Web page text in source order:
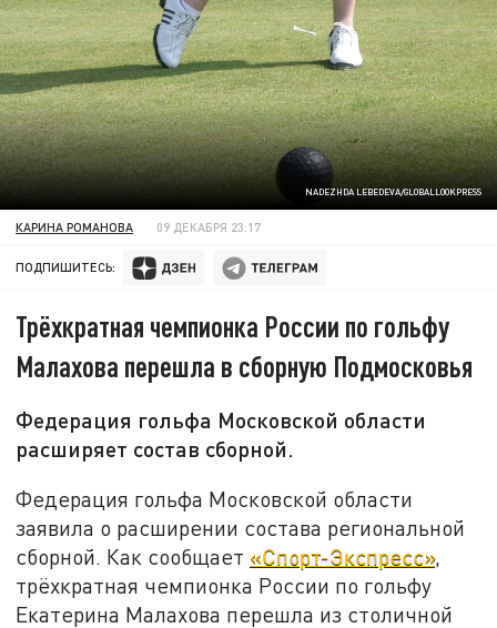
NADEZHDA LEBEDEVA/GLOBALLOOKPRESS
КАРИНА РОМАНОВА 09 ДЕКАБРЯ 23:17
ПОДПИШИТЕСЬ:
Трёхкратная чемпионка России по гольфу
Малахова перешла в сборную Подмосковья
Федерация гольфа Московской области
расширяет состав сборной.
Федерация гольфа Московской области
заявила о расширении состава региональной
сборной. Как сообщает «Спорт-Экспресс»,
трёхкратная чемпионка России по гольфу
Екатерина Малахова перешла из столичной